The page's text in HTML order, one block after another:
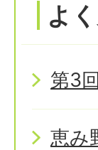
よ
第3
恵み